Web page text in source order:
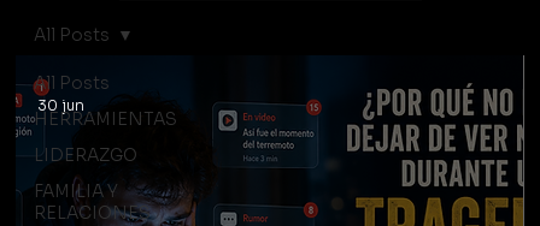
All Posts
HERRAMIENTAS
LIDERAZGO
FAMILIA Y
RELACIONES
All Posts
30 jun